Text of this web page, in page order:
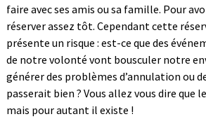
faire avec ses amis ou sa famille. Pour
réserver assez tôt. Cependant cette
présente un risque : est-ce que des
de notre volonté vont bousculer notre
générer des problèmes d’annulation ou
passerait bien ? Vous allez vous dire que
mais pour autant il existe !